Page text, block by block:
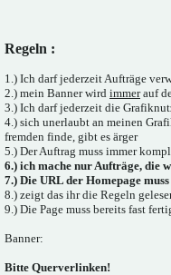
Regeln :
1.) Ich darf jederzeit Aufträge
2.) mein Banner wird immerauf
3.) Ich darf jederzeit die
4.) sich unerlaubt an meinen
fremden finde, gibt es ärger
5.) Der Auftrag muss immer
6.) ich mache nur Aufträge, die
7.) Die URL der Homepage
8.) zeigt das ihr die Regeln
9.) Die Page muss bereits fast
Banner:
Bitte Querverlinken!